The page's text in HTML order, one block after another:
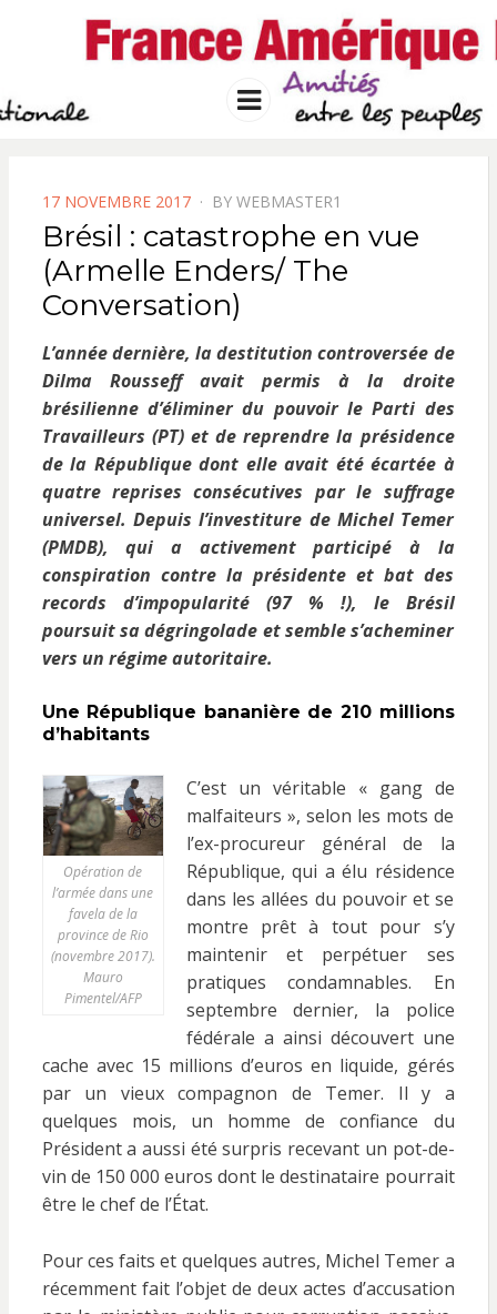
FRANCE
AMERIQUE
Solidarité international et Amitiés
entre les peuples
Menu
POSTED
ON
17 NOVEMBRE 2017 BY WEBMASTER1
Brésil : catastrophe en vue
(Armelle Enders/ The
Conversation)
L’année dernière, la destitution controversée de
Dilma Rousseff avait permis à la droite
brésilienne d’éliminer du pouvoir le Parti des
Travailleurs (PT) et de reprendre la présidence
de la République dont elle avait été écartée à
quatre reprises consécutives par le suffrage
universel. Depuis l’investiture de Michel Temer
(PMDB), qui a activement participé à la
conspiration contre la présidente et bat des
records d’impopularité (97 % !), le Brésil
poursuit sa dégringolade et semble s’acheminer
vers un régime autoritaire.
Une République bananière de 210 millions
d’habitants
Opération de
l’armée dans une
favela de la
province de Rio
(novembre 2017).
Mauro
Pimentel/AFP
C’est un véritable « gang de
malfaiteurs », selon les mots de
l’ex-procureur général de la
République, qui a élu résidence
dans les allées du pouvoir et se
montre prêt à tout pour s’y
maintenir et perpétuer ses
pratiques condamnables. En
septembre dernier, la police
fédérale a ainsi découvert une
cache avec 15 millions d’euros en liquide, gérés
par un vieux compagnon de Temer. Il y a
quelques mois, un homme de confiance du
Président a aussi été surpris recevant un pot-de-
vin de 150 000 euros dont le destinataire pourrait
être le chef de l’État.
Pour ces faits et quelques autres, Michel Temer a
récemment fait l’objet de deux actes d’accusation